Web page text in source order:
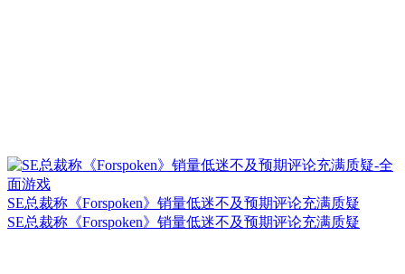
SE总裁称《Forspoken》销量低迷不及预期评论充满质疑
SE总裁称《Forspoken》销量低迷不及预期评论充满质疑